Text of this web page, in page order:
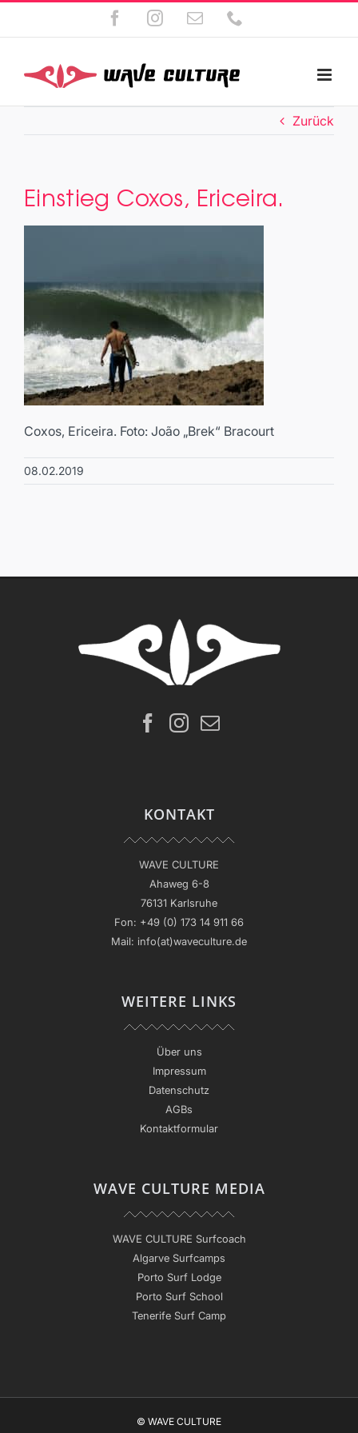
FacebookInstagram
E-
Mail
Zurück
Einstieg Coxos, Ericeira.
Coxos, Ericeira. Foto: João „Brek“ Bracourt
08.02.2019
KONTAKT
WAVE CULTURE
Ahaweg 6-8
76131 Karlsruhe
Fon: +49 (0) 173 14 911 66
Mail: info(at)waveculture.de
WEITERE LINKS
Über uns
Impressum
Datenschutz
AGBs
Kontaktformular
WAVE CULTURE MEDIA
WAVE CULTURE Surfcoach
Algarve Surfcamps
Porto Surf Lodge
Porto Surf School
Tenerife Surf Camp
© WAVE CULTURE